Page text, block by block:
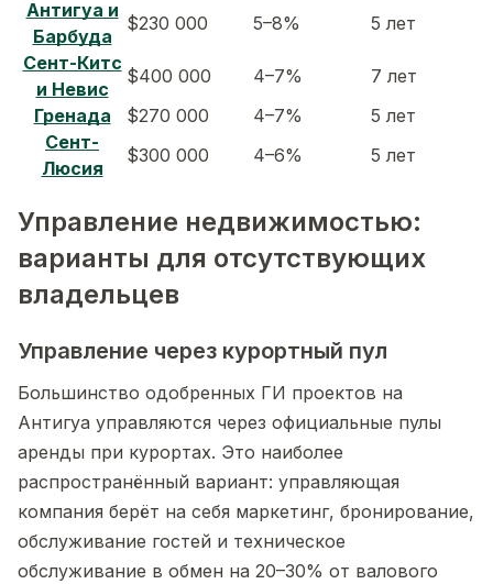
Антигуа и
Барбуда
$230 000 5–8%
5 лет
Сент-Китс
и Невис
$400 000 4–7%
7 лет
Гренада
$270 000 4–7%
5 лет
Сент-
Люсия
$300 000 4–6% 5 лет
Управление недвижимостью:
варианты для отсутствующих
владельцев
Управление через курортный пул
Большинство одобренных ГИ проектов на
Антигуа управляются через официальные пулы
аренды при курортах. Это наиболее
распространённый вариант: управляющая
компания берёт на себя маркетинг, бронирование,
обслуживание гостей и техническое
обслуживание в обмен на 20–30% от валового